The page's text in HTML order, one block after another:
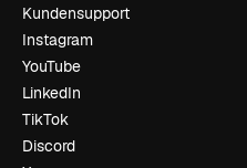
Kundensupport
Instagram
YouTube
LinkedIn
TikTok
Discord